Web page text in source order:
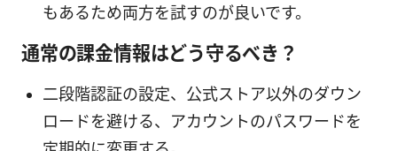
もあるため両方を試すのが良いです。
通常の課金情報はどう守るべき？
二段階認証の設定、公式ストア以外のダウン
ロードを避ける、アカウントのパスワードを